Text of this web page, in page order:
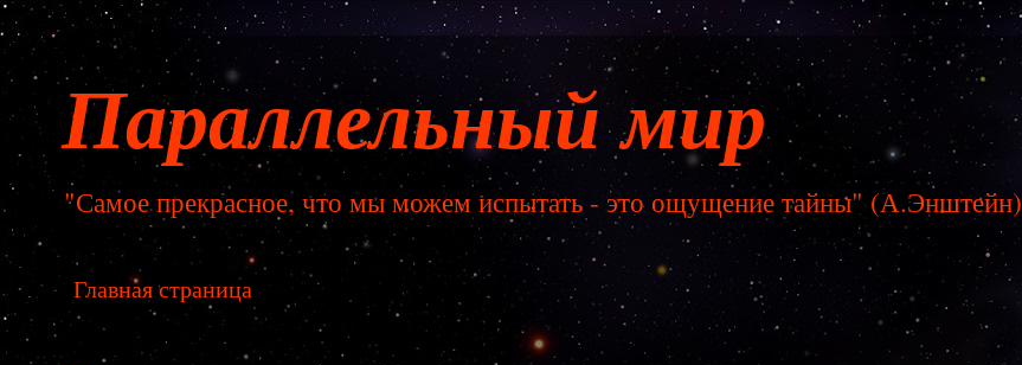
Параллельный мир
"Самое прекрасное, что мы можем испытать - это ощущение тайны" (А.Энштейн)
Главная страница